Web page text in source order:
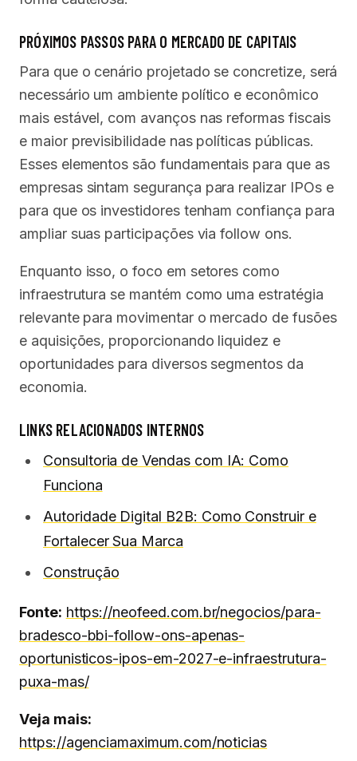
PRÓXIMOS PASSOS PARA O MERCADO DE CAPITAIS
Para que o cenário projetado se concretize, será
necessário um ambiente político e econômico
mais estável, com avanços nas reformas fiscais
e maior previsibilidade nas políticas públicas.
Esses elementos são fundamentais para que as
empresas sintam segurança para realizar IPOs e
para que os investidores tenham confiança para
ampliar suas participações via follow ons.
Enquanto isso, o foco em setores como
infraestrutura se mantém como uma estratégia
relevante para movimentar o mercado de fusões
e aquisições, proporcionando liquidez e
oportunidades para diversos segmentos da
economia.
LINKS RELACIONADOS INTERNOS
Consultoria de Vendas com IA: Como
Funciona
Autoridade Digital B2B: Como Construir e
Fortalecer Sua Marca
Construção
Fonte: https://neofeed.com.br/negocios/para-
bradesco-bbi-follow-ons-apenas-
oportunisticos-ipos-em-2027-e-infraestrutura-
puxa-mas/
Veja mais:
https://agenciamaximum.com/noticias